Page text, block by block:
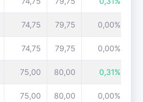
74,75 79,75 0,00%
74,75 79,75 0,00%
75,00 80,00 0,31%
75,00 80,00 0,00%